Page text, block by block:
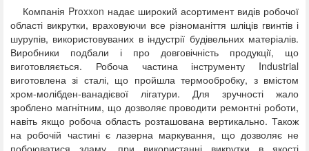
Компанія Proxxon надає широкий асортимент видів робочої
області викрутки, враховуючи все різноманіття шліців гвинтів і
шурупів, використовуваних в індустрії будівельних матеріалів.
Виробники подбали і про довговічність продукції, що
виготовляється. Робоча частина інструменту Industrial
виготовлена зі сталі, що пройшла термообробку, з вмістом
хром-молібден-ванадієвої лігатури. Для зручності жало
зроблено магнітним, що дозволяє проводити ремонтні роботи,
навіть якщо робоча область розташована вертикально. Також
на робочій частині є лазерна маркування, що дозволяє не
побоюватися зламу, при використанні викрутки в якості